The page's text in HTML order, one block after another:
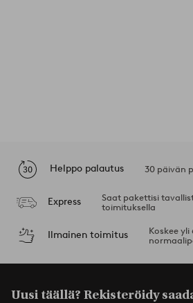
Helppo palautus 30 päivän
Express
Saat pakettisi
toimituksella
Ilmainen toimitus
Koskee yli
Uusi täällä? Rekisteröidy